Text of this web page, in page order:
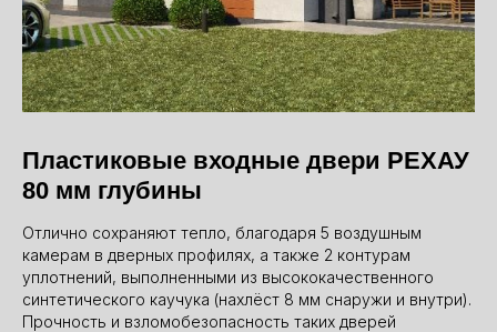
Пластиковые входные двери РЕХАУ
80 мм глубины
Отлично сохраняют тепло, благодаря 5 воздушным
камерам в дверных профилях, а также 2 контурам
уплотнений, выполненными из высококачественного
синтетического каучука (нахлёст 8 мм снаружи и внутри).
Прочность и взломобезопасность таких дверей